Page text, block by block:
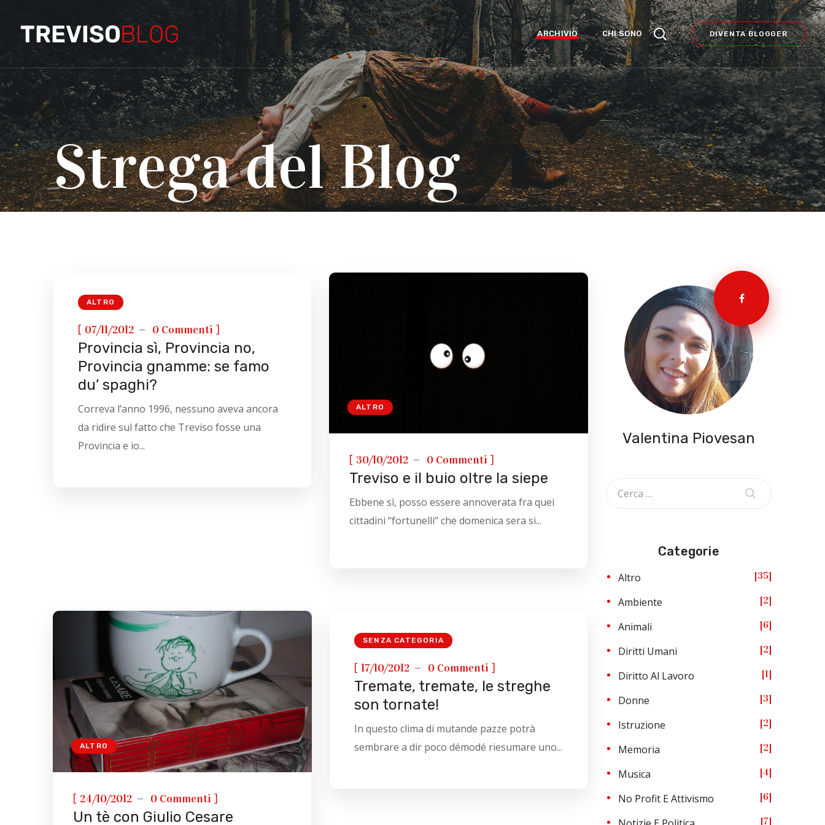
ARCHIVIO CHI SONO DIVENTA BLOGGER
Strega del Blog
ALTRO
[ 07/11/2012 0 Commenti ]
Provincia sì, Provincia no,
Provincia gnamme: se famo
du’ spaghi?
Correva l’anno 1996, nessuno aveva ancora
da ridire sul fatto che Treviso fosse una
Provincia e io...
ALTRO
[ 30/10/2012 0 Commenti ]
Treviso e il buio oltre la siepe
Ebbene sì, posso essere annoverata fra quei
cittadini “fortunelli” che domenica sera si...
ALTRO
[ 24/10/2012 0 Commenti ]
Un tè con Giulio Cesare
SENZA CATEGORIA
[ 17/10/2012 0 Commenti ]
Tremate, tremate, le streghe
son tornate!
In questo clima di mutande pazze potrà
sembrare a dir poco démodé riesumare uno...
Valentina Piovesan
Categorie
Altro 35
Ambiente 2
Animali 6
Diritti Umani 2
Diritto Al Lavoro 1
Donne 3
Istruzione 2
Memoria 2
Musica 4
No Profit E Attivismo 6
7